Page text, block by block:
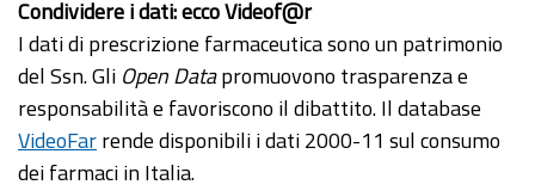
Condividere i dati: ecco Videof@r
I dati di prescrizione farmaceutica sono un patrimonio
del Ssn. Gli Open Datapromuovono trasparenza e
responsabilità e favoriscono il dibattito. Il database
VideoFarrende disponibili i dati 2000-11 sul consumo
dei farmaci in Italia.